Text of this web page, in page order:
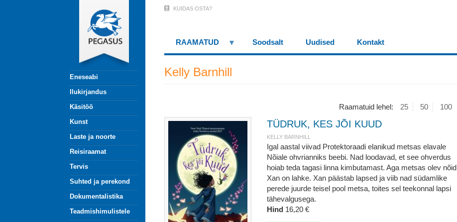
Eneseabi
Ilukirjandus
Käsitöö
Kunst
Laste ja noorte
Reisiraamat
Tervis
Suhted ja perekond
Dokumentalistika
Teadmishimulistele
Menu
(logged
KUIDAS OSTA?
RAAMATUD Soodsalt Uudised Kontakt
Kelly Barnhill
Raamatuid lehel: 25 50 100
TÜDRUK, KES JÕI KUUD
KELLY BARNHILL
Igal aastal viivad Protektoraadi elanikud metsas elavale
Nõiale ohvrianniks beebi. Nad loodavad, et see ohverdus
hoiab teda tagasi linna kimbutamast. Aga metsas olev nõid
Xan on lahke. Xan päästab lapsed ja viib nad südamlike
perede juurde teisel pool metsa, toites sel teekonnal lapsi
tähevalgusega.
Hind 16,20 €